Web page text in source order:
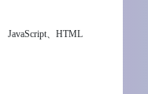
JavaScript、HTML